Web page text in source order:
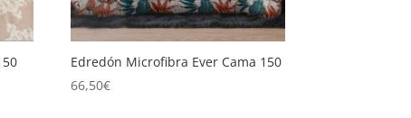
Edredón Microfibra Ever Cama 150
66,50€